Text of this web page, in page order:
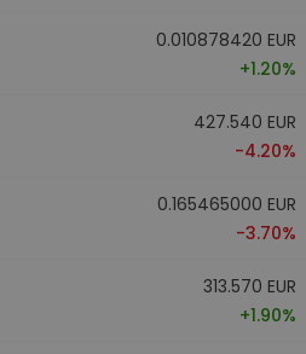
0.010878420 EUR
+1.20%
427.540 EUR
-4.20%
0.165465000 EUR
-3.70%
313.570 EUR
+1.90%